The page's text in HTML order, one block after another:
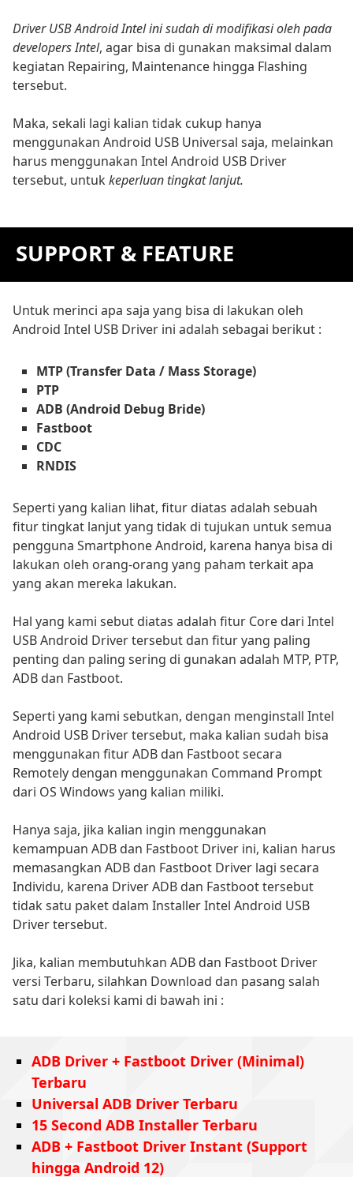
Driver USB Android Intel ini sudah di modifikasi oleh pada
developers Intel, agar bisa di gunakan maksimal dalam
kegiatan Repairing, Maintenance hingga Flashing
tersebut.
Maka, sekali lagi kalian tidak cukup hanya
menggunakan Android USB Universal saja, melainkan
harus menggunakan Intel Android USB Driver
tersebut, untukkeperluan tingkat lanjut.
SUPPORT & FEATURE
Untuk merinci apa saja yang bisa di lakukan oleh
Android Intel USB Driver ini adalah sebagai berikut :
MTP (Transfer Data / Mass Storage)
PTP
ADB (Android Debug Bride)
Fastboot
CDC
RNDIS
Seperti yang kalian lihat, fitur diatas adalah sebuah
fitur tingkat lanjut yang tidak di tujukan untuk semua
pengguna Smartphone Android, karena hanya bisa di
lakukan oleh orang-orang yang paham terkait apa
yang akan mereka lakukan.
Hal yang kami sebut diatas adalah fitur Core dari Intel
USB Android Driver tersebut dan fitur yang paling
penting dan paling sering di gunakan adalah MTP, PTP,
ADB dan Fastboot.
Seperti yang kami sebutkan, dengan menginstall Intel
Android USB Driver tersebut, maka kalian sudah bisa
menggunakan fitur ADB dan Fastboot secara
Remotely dengan menggunakan Command Prompt
dari OS Windows yang kalian miliki.
Hanya saja, jika kalian ingin menggunakan
kemampuan ADB dan Fastboot Driver ini, kalian harus
memasangkan ADB dan Fastboot Driver lagi secara
Individu, karena Driver ADB dan Fastboot tersebut
tidak satu paket dalam Installer Intel Android USB
Driver tersebut.
Jika, kalian membutuhkan ADB dan Fastboot Driver
versi Terbaru, silahkan Download dan pasang salah
satu dari koleksi kami di bawah ini :
ADB Driver + Fastboot Driver (Minimal)
Terbaru
Universal ADB Driver Terbaru
15 Second ADB Installer Terbaru
ADB + Fastboot Driver Instant (Support
hingga Android 12)